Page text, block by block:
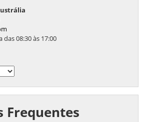
das 08:30 às 17:00
Frequentes